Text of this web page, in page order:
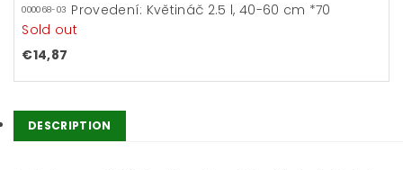
000068-03 Provedení: Květináč 2.5 l, 40-60 cm *70
Sold out
€14,87
DESCRIPTION